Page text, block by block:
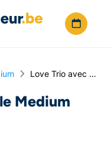
Love Trio avec Mobile Medium
Medium